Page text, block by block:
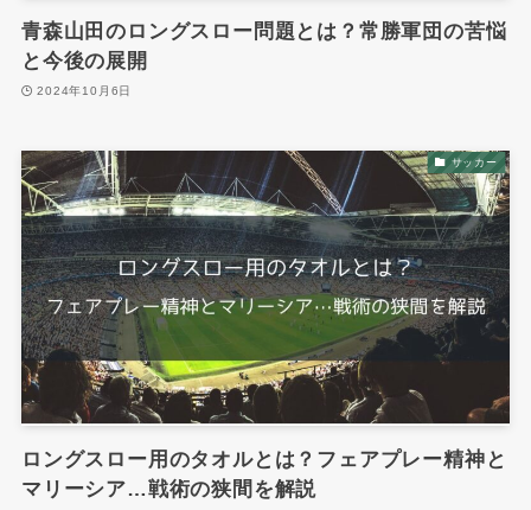
青森山田のロングスロー問題とは？常勝軍団の苦悩
と今後の展開
2024年10月6日
サッカー
ロングスロー用のタオルとは？フェアプレー精神と
マリーシア…戦術の狭間を解説